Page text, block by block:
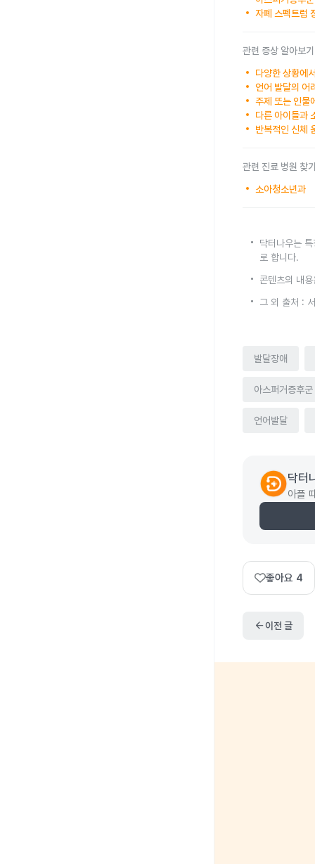
자폐 스펙트럼
관련 증상 알아보기
다양한 상황에
언어 발달의 어
주제 또는 인물
다른 아이들과
반복적인 신체
관련 진료 병원 찾
소아청소년과
닥터나우는
로 합니다.
콘텐츠의 내
그 외 출처 :
발달장애
아스퍼거증후군
언어발달
닥터
아플
좋아요 4
arrow_back이전 글